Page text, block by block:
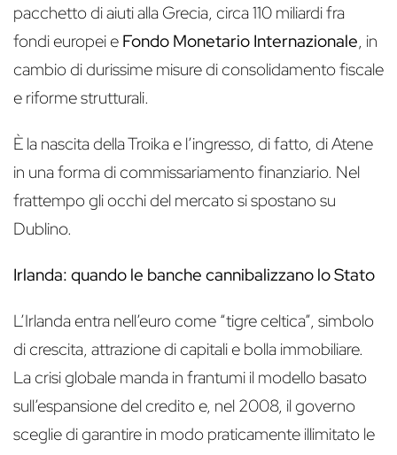
pacchetto di aiuti alla Grecia, circa 110 miliardi fra
fondi europei e Fondo Monetario Internazionale, in
cambio di durissime misure di consolidamento fiscale
e riforme strutturali.
È la nascita della Troika e l’ingresso, di fatto, di Atene
in una forma di commissariamento finanziario. Nel
frattempo gli occhi del mercato si spostano su
Dublino.
Irlanda: quando le banche cannibalizzano lo Stato
L’Irlanda entra nell’euro come “tigre celtica”, simbolo
di crescita, attrazione di capitali e bolla immobiliare.
La crisi globale manda in frantumi il modello basato
sull’espansione del credito e, nel 2008, il governo
sceglie di garantire in modo praticamente illimitato le